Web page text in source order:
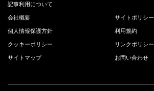
記事利用について
会社概要
サイトポリシー
個人情報保護方針
利用規約
クッキーポリシー
リンクポリシー
サイトマップ
お問い合わせ